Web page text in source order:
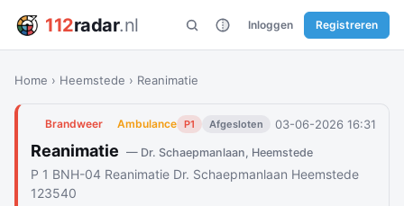
112radar.nl Inloggen Registreren
Home › Heemstede › Reanimatie
Brandweer Ambulance P1 Afgesloten 03-06-2026 16:31
Reanimatie — Dr. Schaepmanlaan, Heemstede
P 1 BNH-04 Reanimatie Dr. Schaepmanlaan Heemstede
123540